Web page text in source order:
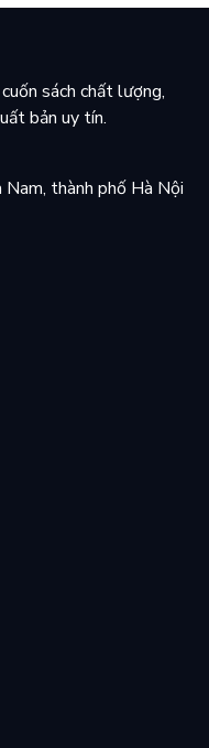
sách chất lượng,
bản uy tín.
thành phố Hà Nội